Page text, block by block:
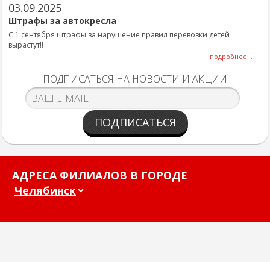
03.09.2025
Штрафы за автокресла
С 1 сентября штрафы за нарушение правил перевозки детей
вырастут!!
подробнее...
ПОДПИСАТЬСЯ НА НОВОСТИ И АКЦИИ
ПОДПИСАТЬСЯ
АДРЕСА ФИЛИАЛОВ В ГОРОДЕ